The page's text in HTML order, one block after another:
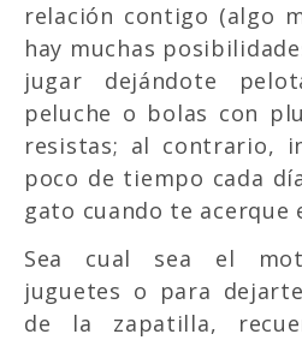
relación contigo (algo
hay muchas
jugar dejándote
peluche o bolas con
resistas; al contrario,
poco de tiempo cada
gato cuando te acerque
Sea cual sea el
juguetes o para
de la zapatilla,